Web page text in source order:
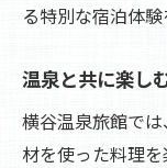
る特別な宿泊体験
温泉と共に楽し
横谷温泉旅館で
材を使った料理